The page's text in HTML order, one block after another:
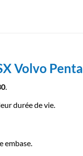
Volvo Penta
durée de vie.
embase.